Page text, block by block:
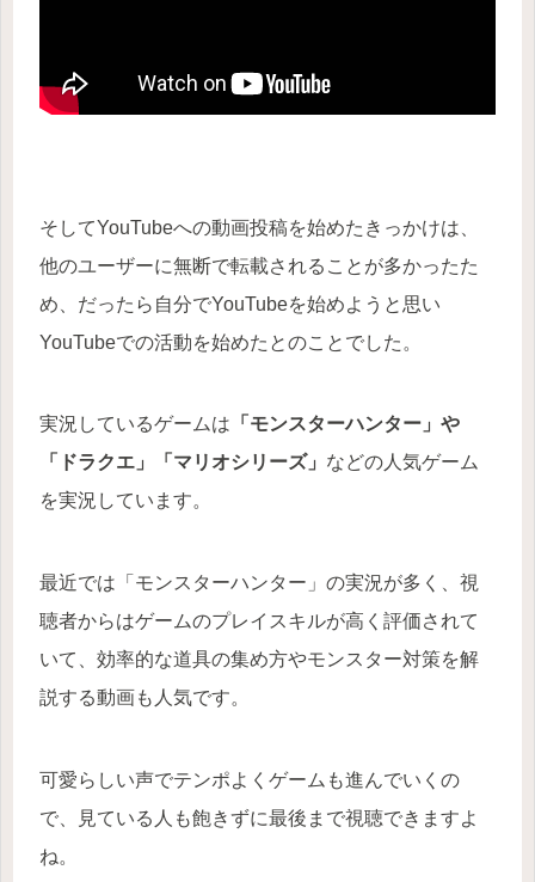
そしてYouTubeへの動画投稿を始めたきっかけは、
他のユーザーに無断で転載されることが多かったた
め、だったら自分でYouTubeを始めようと思い
YouTubeでの活動を始めたとのことでした。
実況しているゲームは 「モンスターハンター」や
「ドラクエ」「マリオシリーズ」 などの人気ゲーム
を実況しています。
最近では「モンスターハンター」の実況が多く、視
聴者からはゲームのプレイスキルが高く評価されて
いて、効率的な道具の集め方やモンスター対策を解
説する動画も人気です。
可愛らしい声でテンポよくゲームも進んでいくの
で、見ている人も飽きずに最後まで視聴できますよ
ね。